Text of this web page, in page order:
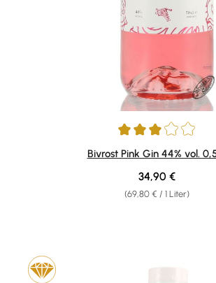
Durchschnittliche Bewertung von 3 von 5
Bivrost Pink Gin 44% vol.
(69,80 € / 1 Liter)
Regulärer Preis:
34,90 €